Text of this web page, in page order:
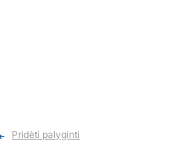
Pridėti palyginti